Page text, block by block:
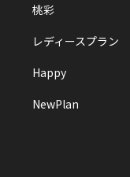
桃彩
レディースプラン
Happy
NewPlan